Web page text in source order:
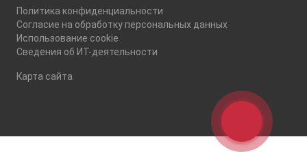
Политика конфиденциальности
Согласие на обработку персональных данных
Использование cookie
Сведения об ИТ-деятельности
Карта сайта